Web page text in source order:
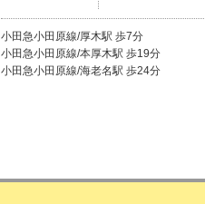
小田急小田原線/厚木駅 歩7分
小田急小田原線/本厚木駅 歩19分
小田急小田原線/海老名駅 歩24分